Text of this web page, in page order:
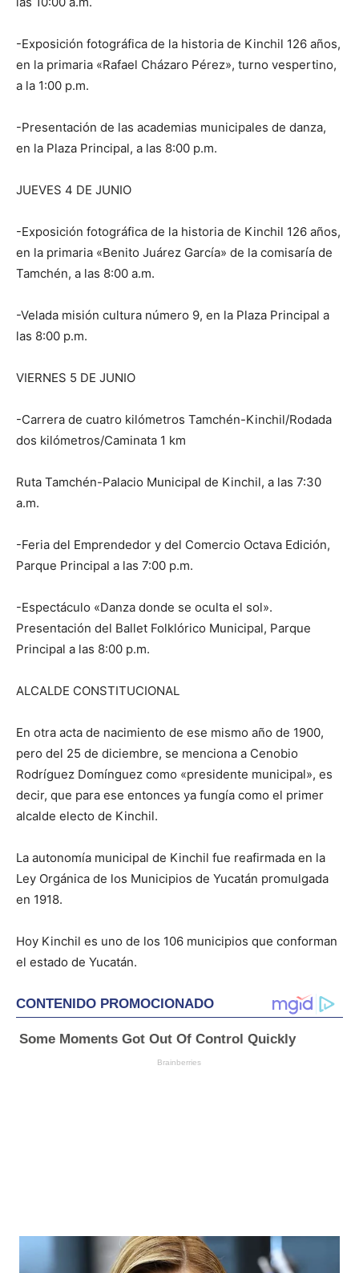
-Exposición fotográfica de la historia de Kinchil 126 años,
en la primaria «Rafael Cházaro Pérez», turno vespertino,
a la 1:00 p.m.
-Presentación de las academias municipales de danza,
en la Plaza Principal, a las 8:00 p.m.
JUEVES 4 DE JUNIO
-Exposición fotográfica de la historia de Kinchil 126 años,
en la primaria «Benito Juárez García» de la comisaría de
Tamchén, a las 8:00 a.m.
-Velada misión cultura número 9, en la Plaza Principal a
las 8:00 p.m.
VIERNES 5 DE JUNIO
-Carrera de cuatro kilómetros Tamchén-Kinchil/Rodada
dos kilómetros/Caminata 1 km
Ruta Tamchén-Palacio Municipal de Kinchil, a las 7:30
a.m.
-Feria del Emprendedor y del Comercio Octava Edición,
Parque Principal a las 7:00 p.m.
-Espectáculo «Danza donde se oculta el sol».
Presentación del Ballet Folklórico Municipal, Parque
Principal a las 8:00 p.m.
ALCALDE CONSTITUCIONAL
En otra acta de nacimiento de ese mismo año de 1900,
pero del 25 de diciembre, se menciona a Cenobio
Rodríguez Domínguez como «presidente municipal», es
decir, que para ese entonces ya fungía como el primer
alcalde electo de Kinchil.
La autonomía municipal de Kinchil fue reafirmada en la
Ley Orgánica de los Municipios de Yucatán promulgada
en 1918.
Hoy Kinchil es uno de los 106 municipios que conforman
el estado de Yucatán.